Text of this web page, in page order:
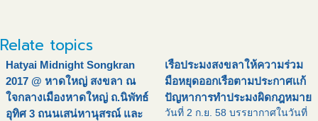
Relate topics
Hatyai Midnight Songkran
2017 @ หาดใหญ่ สงขลา ณ
ใจกลางเมืองหาดใหญ่ ถ.นิพัทธ์
อุทิศ 3 ถนนเสน่หานุสรณ์ และ
เรือประมงสงขลาให้ความร่วม
มือหยุดออกเรือตามประกาศเเก้
ปัญหาการทำประมงผิดกฎหมาย
วันที่ 2 ก.ย. 58 บรรยากาศในวันที่